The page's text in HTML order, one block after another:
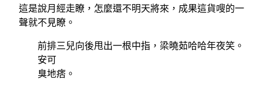
這是說月經走瞭，怎麼還不明天將來，成果這貨嗖的一
聲就不見瞭。
前排三兒向後甩出一根中指，梁曉茹哈哈年夜笑。
安可
臭地痞。